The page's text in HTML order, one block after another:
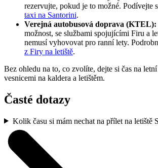
rezervujte, pokud je to možné. Podívejte
taxi na Santorini.
Verejná autobusová doprava (KTEL):
možnost, se službami spojujícími Firu a
nemusí vyhovovat pro ranní lety.
z Firy na letiště.
Bez ohledu na to, co zvolíte, dejte si čas na
vesnicemi na kaldera a letištěm.
Časté dotazy
Kolik času si mám nechat na přílet na letiště